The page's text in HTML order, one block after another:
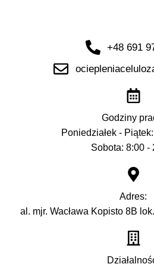
+48 691
Godziny
Poniedziałek -
Sobota: 8:00 -
Adres:
al. mjr. Wacława Kopisto 8B